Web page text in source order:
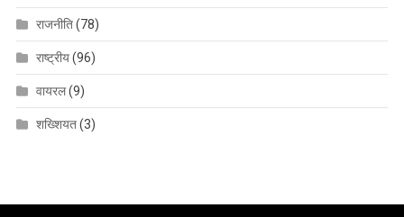
राजनीति(78)
राष्ट्रीय(96)
वायरल(9)
शख्शियत(3)